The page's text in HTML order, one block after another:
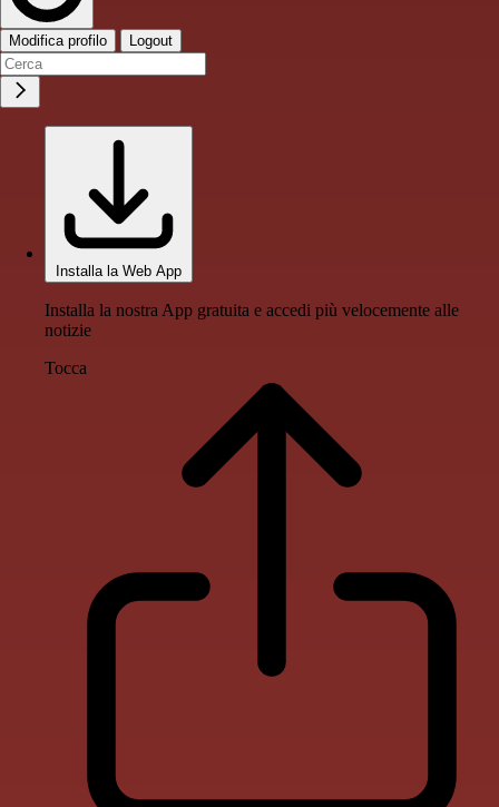
Modifica profilo Logout
Installa la Web App
Installa la nostra App gratuita e accedi più velocemente alle
notizie
Tocca